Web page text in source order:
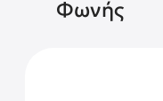
Φωνής